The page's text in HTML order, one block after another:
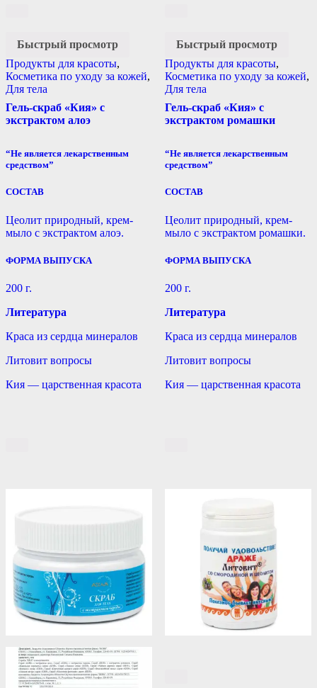
Быстрый просмотр
Продукты для красоты,
Косметика по уходу за кожей,
Для тела
Гель-скраб «Кия» с
экстрактом алоэ
“Не является лекарственным
средством”
СОСТАВ
Цеолит природный, крем-
мыло с экстрактом алоэ.
ФОРМА ВЫПУСКА
200 г.
Литература
Краса из сердца минералов
Литовит вопросы
Кия — царственная красота
Быстрый просмотр
Продукты для красоты,
Косметика по уходу за кожей,
Для тела
Гель-скраб «Кия» с
экстрактом ромашки
“Не является лекарственным
средством”
СОСТАВ
Цеолит природный, крем-
мыло с экстрактом ромашки.
ФОРМА ВЫПУСКА
200 г.
Литература
Краса из сердца минералов
Литовит вопросы
Кия — царственная красота